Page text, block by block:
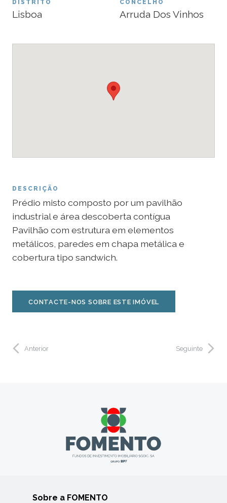
DISTRITO
Lisboa
CONCELHO
Arruda Dos Vinhos
DESCRIÇÃO
Prédio misto composto por um pavilhão
industrial e área descoberta contígua
Pavilhão com estrutura em elementos
metálicos, paredes em chapa metálica e
cobertura tipo sandwich.
CONTACTE-NOS SOBRE ESTE IMÓVEL
Anterior Seguinte
Sobre a FOMENTO